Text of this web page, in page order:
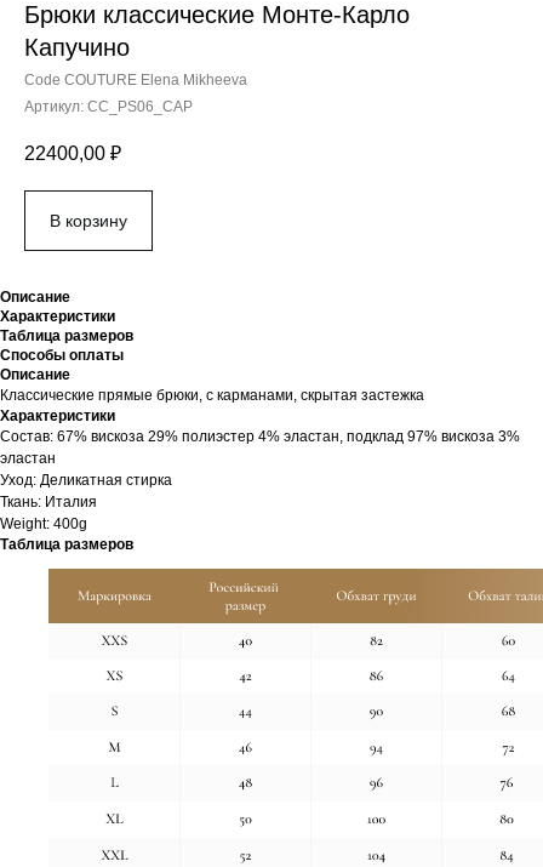
Брюки классические Монте-Карло
Капучино
Code COUTURE Elena Mikheeva
Артикул: CC_PS06_CAP
22400,00 ₽
В корзину
Описание
Характеристики
Таблица размеров
Способы оплаты
Описание
Классические прямые брюки, с карманами, скрытая застежка
Характеристики
Cостав: 67% вискоза 29% полиэстер 4% эластан, подклад 97% вискоза 3%
эластан
Уход: Деликатная стирка
Ткань: Италия
Weight: 400g
Таблица размеров